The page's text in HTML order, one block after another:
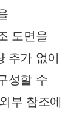
도면을
추가 없이
성할 수
부 참조에